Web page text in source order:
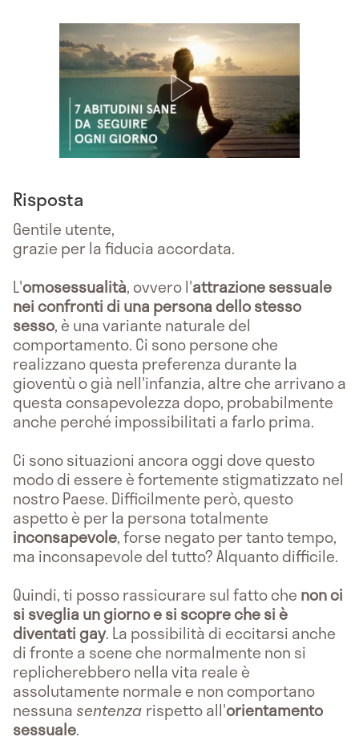
Risposta
Gentile utente,
grazie per la fiducia accordata.
L'omosessualità, ovvero l'attrazione sessuale
nei confronti di una persona dello stesso
sesso, è una variante naturale del
comportamento. Ci sono persone che
realizzano questa preferenza durante la
gioventù o già nell'infanzia, altre che arrivano a
questa consapevolezza dopo, probabilmente
anche perché impossibilitati a farlo prima.
Ci sono situazioni ancora oggi dove questo
modo di essere è fortemente stigmatizzato nel
nostro Paese. Difficilmente però, questo
aspetto è per la persona totalmente
inconsapevole, forse negato per tanto tempo,
ma inconsapevole del tutto? Alquanto difficile.
Quindi, ti posso rassicurare sul fatto che non ci
si sveglia un giorno e si scopre che si è
diventati gay. La possibilità di eccitarsi anche
di fronte a scene che normalmente non si
replicherebbero nella vita reale è
assolutamente normale e non comportano
nessunasentenza rispetto all'orientamento
sessuale.